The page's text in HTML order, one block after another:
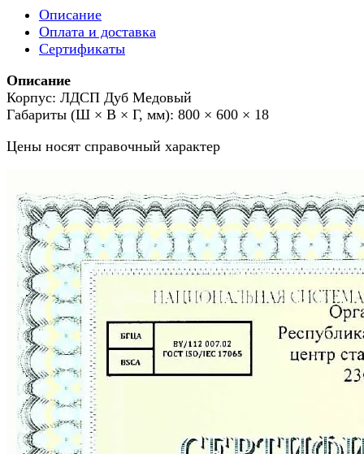
Описание
Оплата и доставка
Сертификаты
Описание
Корпус: ЛДСП Дуб Медовый
Габариты (Ш × В × Г, мм): 800 × 600 × 18
Цены носят справочный характер